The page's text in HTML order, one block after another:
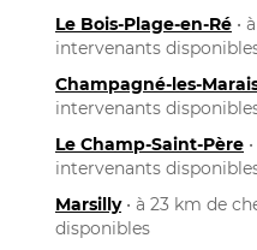
Le Bois-Plage-en-Ré •
intervenants
Champagné-les-
intervenants
Le Champ-Saint-Père
intervenants
Marsilly• à 23 km de
disponibles